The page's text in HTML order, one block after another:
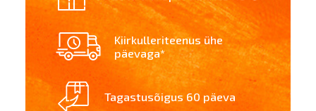
Kiirkulleriteenus ühe
päevaga*
Tagastusõigus 60 päeva